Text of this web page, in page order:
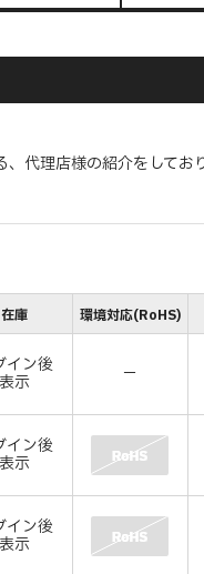
代理店様の紹介をしてお
在庫 環境対応(RoHS)
イン後
表示 －
イン後
表示
イン後
表示